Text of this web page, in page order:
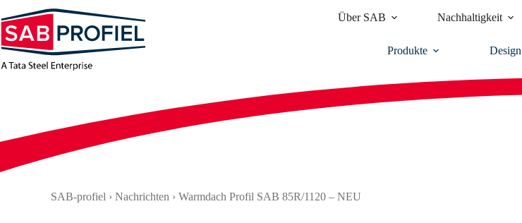
Inhalt
springen
Über SAB Nachhaltigkeit
Produkte Design
SAB-profiel › Nachrichten › Warmdach Profil SAB 85R/1120 – NEU